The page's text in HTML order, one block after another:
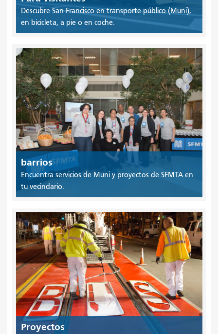
Descubre San Francisco en transporte público (Muni),
en bicicleta, a pie o en coche.
barrios
Encuentra servicios de Muni y proyectos de SFMTA en
tu vecindario.
Proyectos